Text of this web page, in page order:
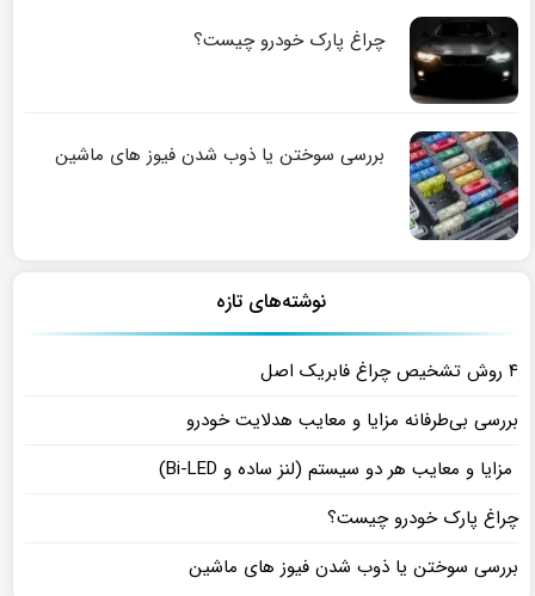
چراغ پارک خودرو چیست؟
بررسی سوختن یا ذوب شدن فیوز های ماشین
نوشته‌های تازه
۴ روش تشخیص چراغ فابریک اصل
بررسی بی‌طرفانه مزایا و معایب هدلایت خودرو
مزایا و معایب هر دو سیستم (لنز ساده و Bi-LED)
چراغ پارک خودرو چیست؟
بررسی سوختن یا ذوب شدن فیوز های ماشین